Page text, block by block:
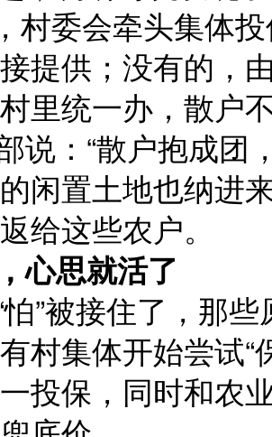
村委会牵头集体
提供；没有的，
里统一办，散户
说：“散户抱成团
闲置土地也纳进
给这些农户。
心思就活了
”被接住了，那
村集体开始尝试
投保，同时和